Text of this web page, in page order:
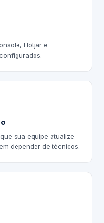
Hotjar e
sua equipe atualize
depender de técnicos.